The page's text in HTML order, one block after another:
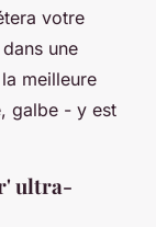
votre
une
meilleure
galbe - y est
ultra-